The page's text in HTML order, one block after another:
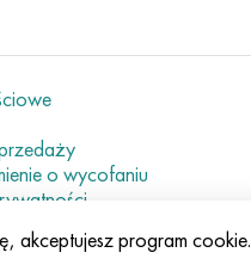
o wycofaniu
prices
akceptujesz program cookie.